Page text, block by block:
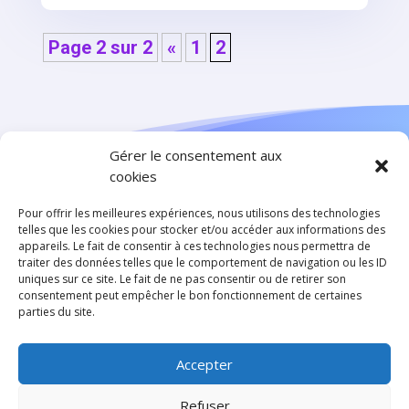
Gérer le consentement aux
cookies
Pour offrir les meilleures expériences, nous utilisons des technologies
telles que les cookies pour stocker et/ou accéder aux informations des
appareils. Le fait de consentir à ces technologies nous permettra de
traiter des données telles que le comportement de navigation ou les ID
uniques sur ce site. Le fait de ne pas consentir ou de retirer son
consentement peut empêcher le bon fonctionnement de certaines
parties du site.
Accepter
Refuser
Page 2 sur 2 « 1 2
© CFPPE 2026 | Tous droits réservés